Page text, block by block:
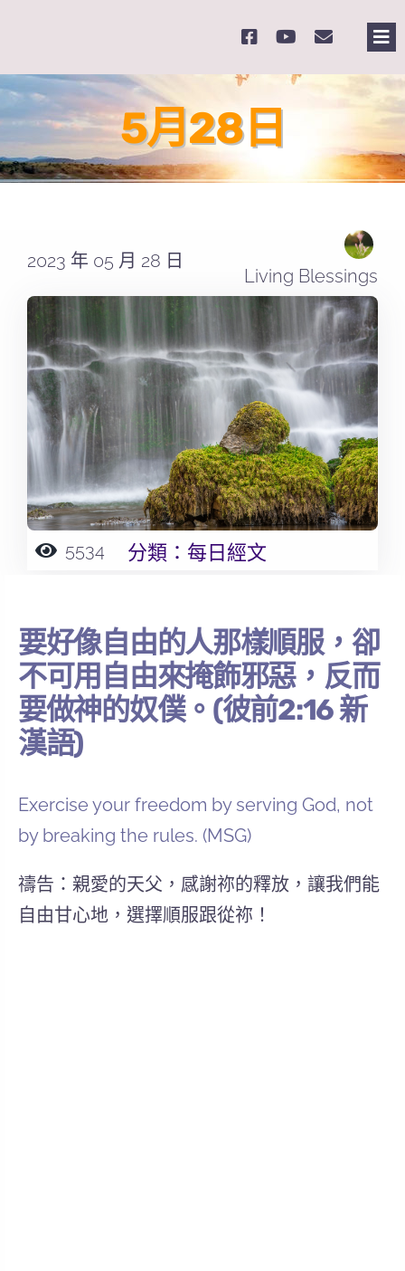
content
5月28日
2023 年 05 月 28 日
Living Blessings
5534 分類： 每日經文
要好像自由的人那樣順服，卻
不可用自由來掩飾邪惡，反而
要做神的奴僕。(彼前2:16 新
漢語)
Exercise your freedom by serving God, not
by breaking the rules. (MSG)
禱告：親愛的天父，感謝祢的釋放，讓我們能
自由甘心地，選擇順服跟從祢！